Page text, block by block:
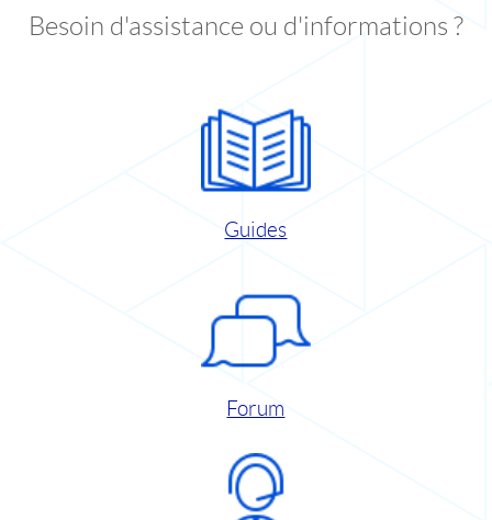
Besoin d'assistance ou d'informations ?
Guides
Forum